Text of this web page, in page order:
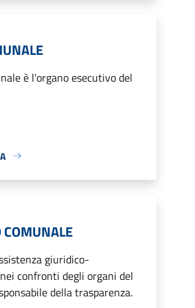
è l'organo esecutivo del
COMUNALE
giuridico-
confronti degli organi del
della trasparenza.